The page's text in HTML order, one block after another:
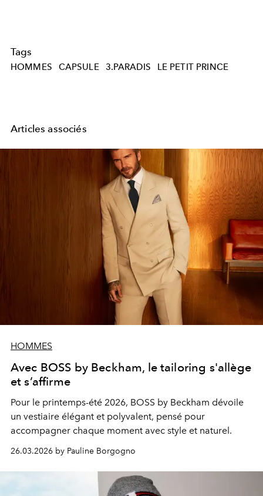
Tags
HOMMES CAPSULE 3.PARADIS LE PETIT PRINCE
Articles associés
HOMMES
Avec BOSS by Beckham, le tailoring s'allège
et s’affirme
Pour le printemps-été 2026, BOSS by Beckham dévoile
un vestiaire élégant et polyvalent, pensé pour
accompagner chaque moment avec style et naturel.
26.03.2026 by Pauline Borgogno